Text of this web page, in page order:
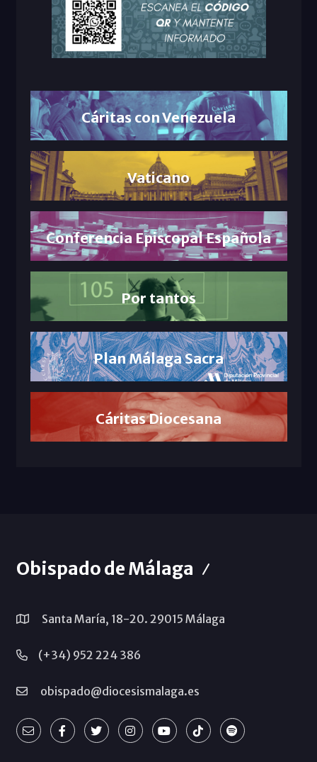
Cáritas con Venezuela
Vaticano
Conferencia Episcopal Española
Por tantos
Plan Málaga Sacra
Cáritas Diocesana
Obispado de Málaga
Santa María, 18-20. 29015 Málaga
(+34) 952 224 386
obispado@diocesismalaga.es